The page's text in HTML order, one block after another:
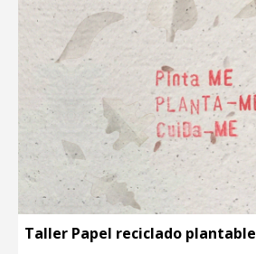
Taller Papel reciclado plantable